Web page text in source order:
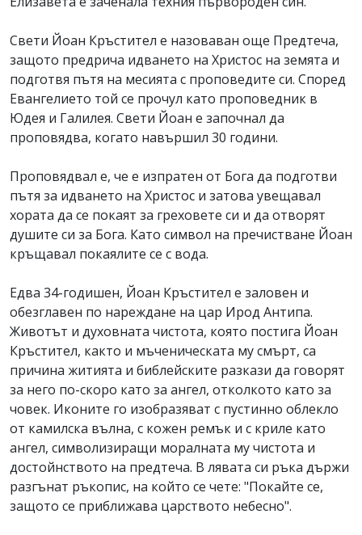
Свети Йоан Кръстител е назоваван още Предтеча,
защото предрича идването на Христос на земята и
подготвя пътя на месията с проповедите си. Според
Евангелието той се прочул като проповедник в
Юдея и Галилея. Свети Йоан е започнал да
проповядва, когато навършил 30 години.
Проповядвал е, че е изпратен от Бога да подготви
пътя за идването на Христос и затова увещавал
хората да се покаят за греховете си и да отворят
душите си за Бога. Като символ на пречистване Йоан
кръщавал покаялите се с вода.
Едва 34-годишен, Йоан Кръстител е заловен и
обезглавен по нареждане на цар Ирод Антипа.
Животът и духовната чистота, която постига Йоан
Кръстител, както и мъченическата му смърт, са
причина житията и библейските разкази да говорят
за него по-скоро като за ангел, отколкото като за
човек. Иконите го изобразяват с пустинно облекло
от камилска вълна, с кожен ремък и с криле като
ангел, символизиращи моралната му чистота и
достойнството на предтеча. В лявата си ръка държи
разгънат ръкопис, на който се чете: "Покайте се,
защото се приближава царството небесно".